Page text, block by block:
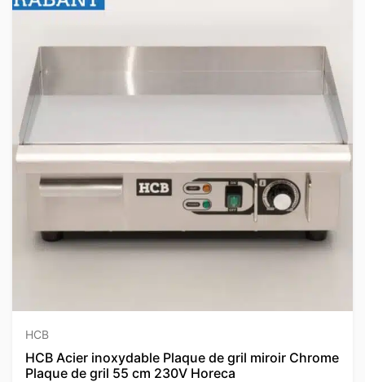
HCB
HCB Acier inoxydable Plaque de gril miroir Chrome
Plaque de gril 55 cm 230V Horeca